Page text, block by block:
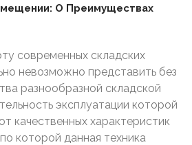
О Преимуществах
современных складских
невозможно представить без
разнообразной складской
эксплуатации которой
качественных характеристик
которой данная техника